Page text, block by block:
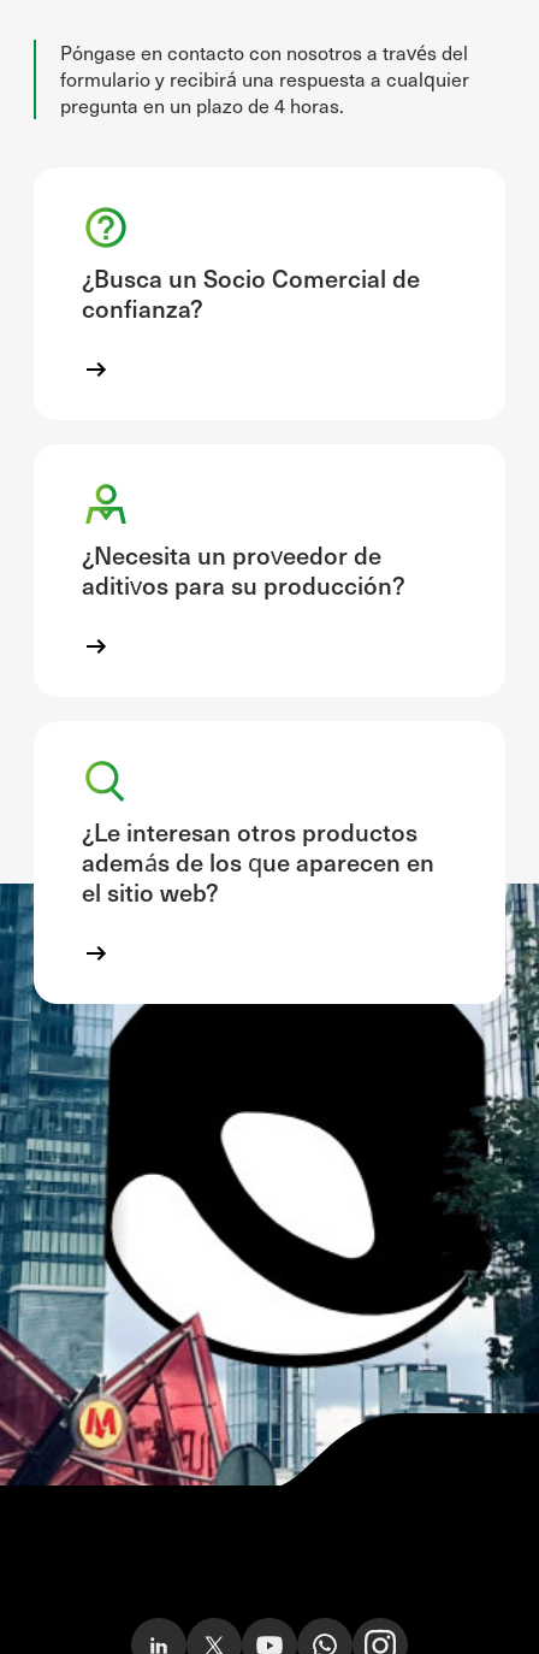
Póngase en contacto con nosotros a través del
formulario y recibirá una respuesta a cualquier
pregunta en un plazo de 4 horas.
¿Busca un Socio Comercial de
confianza?
¿Necesita un proveedor de
aditivos para su producción?
¿Le interesan otros productos
además de los que aparecen en
el sitio web?